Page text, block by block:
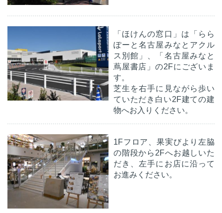
「ほけんの窓口」は「らら
ぽーと名古屋みなとアクル
ス別館」、「名古屋みなと
蔦屋書店」の2Fにございま
す。
芝生を右手に見ながら歩い
ていただき白い2F建ての建
物へお入りください。
1Fフロア、果実びより左脇
の階段から2Fへお越しいた
だき、左手にお店に沿って
お進みください。